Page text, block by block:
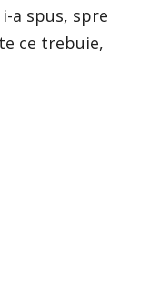
a spus, spre
ce trebuie,